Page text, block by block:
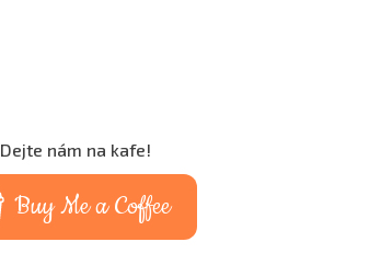
Dejte nám na kafe!
Buy Me a Coffee